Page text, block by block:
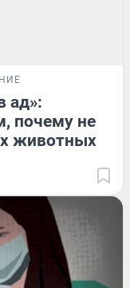
ад»:
почему не
животных